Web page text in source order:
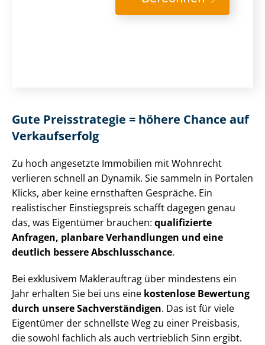
Gute Preisstrategie = höhere Chance auf
Verkaufserfolg
Zu hoch angesetzte Immobilien mit Wohnrecht
verlieren schnell an Dynamik. Sie sammeln in Portalen
Klicks, aber keine ernsthaften Gespräche. Ein
realistischer Einstiegspreis schafft dagegen genau
das, was Eigentümer brauchen: qualifizierte
Anfragen, planbare Verhandlungen und eine
deutlich bessere Abschlusschance.
Bei exklusivem Maklerauftrag über mindestens ein
Jahr erhalten Sie bei uns eine kostenlose Bewertung
durch unsere Sach­ver­stän­di­gen. Das ist für viele
Eigentümer der schnellste Weg zu einer Preisbasis,
die sowohl fachlich als auch vertrieblich Sinn ergibt.